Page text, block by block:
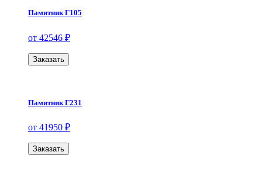
Памятник Г105
от 42546 ₽
Заказать
Памятник Г231
от 41950 ₽
Заказать